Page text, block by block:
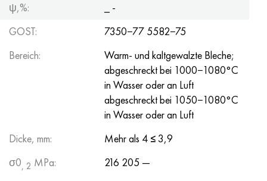
ψ,%:
_ -
GOST:
7350−77 5582−75
Bereich:
Warm- und kaltgewalzte Bleche;
abgeschreckt bei 1000−1080°C
in Wasser oder an Luft
abgeschreckt bei 1050−1080°C
in Wasser oder an Luft
Dicke, mm:
Mehr als 4 ≤ 3,9
σ0, 2 MPa:
216 205 —